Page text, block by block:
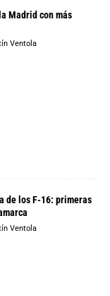
Madrid con más
Ventola
de los F-16: primeras
Ventola